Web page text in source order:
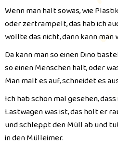
Wenn man halt sowas, wie
oder zertrampelt, das hab ich
wollte das nicht, dann kann man
Da kann man so einen Dino
so einen Menschen halt, oder
Man malt es auf, schneidet es
Ich hab schon mal gesehen,
Lastwagen was ist, das holt er
und schleppt den Müll ab und
in den Mülleimer.